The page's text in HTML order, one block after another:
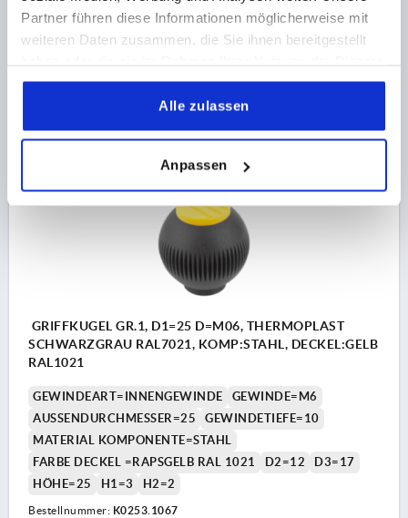
Partner führen diese Informationen möglicherweise mit
weiteren Daten zusammen, die Sie ihnen bereitgestellt
gesammelt haben.
Alle zulassen
Anpassen
D3=17
HÖHE=25 H1=3 H2=2
Bestellnummer: K0253.1066
GRIFFKUGEL GR.1, D1=25 D=M06, THERMOPLAST
SCHWARZGRAU RAL7021, KOMP:STAHL, DECKEL:GELB
RAL1021
GEWINDEART=INNENGEWINDE
GEWINDE=M6
AUSSENDURCHMESSER=25
GEWINDETIEFE=10
MATERIAL KOMPONENTE=STAHL
FARBE DECKEL =RAPSGELB RAL 1021
D2=12
D3=17
HÖHE=25
H1=3 H2=2
Bestellnummer: K0253.1067